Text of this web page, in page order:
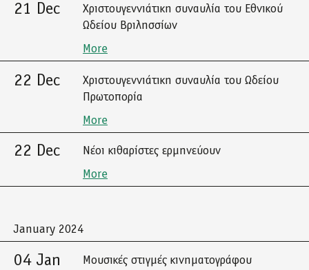
21 Dec
Χριστουγεννιάτικη συναυλία του Εθνικού
Ωδείου Βριλησσίων
More
22 Dec
Χριστουγεννιάτικη συναυλία του Ωδείου
Πρωτοπορία
More
22 Dec
Νέοι κιθαρίστες ερμηνεύουν
More
January 2024
04 Jan
Μουσικές στιγμές κινηματογράφου